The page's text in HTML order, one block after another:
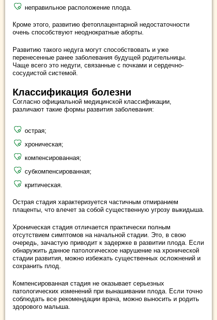
неправильное расположение плода.
Кроме этого, развитию фетоплацентарной недостаточности
очень способствуют неоднократные аборты.
Развитию такого недуга могут способствовать и уже
перенесенные ранее заболевания будущей родительницы.
Чаще всего это недуги, связанные с почками и сердечно-
сосудистой системой.
Классификация болезни
Согласно официальной медицинской классификации,
различают такие формы развития заболевания:
острая;
хроническая;
компенсированная;
субкомпенсированная;
критическая.
Острая стадия характеризуется частичным отмиранием
плаценты, что влечет за собой существенную угрозу выкидыша.
Хроническая стадия отличается практически полным
отсутствием симптомов на начальной стадии. Это, в свою
очередь, зачастую приводит к задержке в развитии плода. Если
обнаружить данное патологическое нарушение на хронической
стадии развития, можно избежать существенных осложнений и
сохранить плод.
Компенсированная стадия не оказывает серьезных
патологических изменений при вынашивании плода. Если точно
соблюдать все рекомендации врача, можно выносить и родить
здорового малыша.